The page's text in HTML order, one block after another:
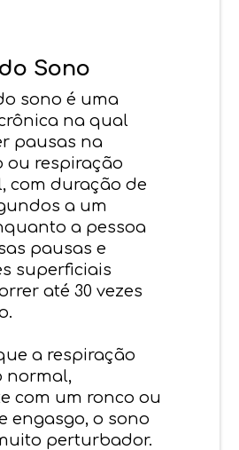
Sono
sono é uma
na qual
pausas na
ou respiração
com duração de
a um
a pessoa
pausas e
superficiais
até 30 vezes
a respiração
normal,
com um ronco ou
engasgo, o sono
perturbador.